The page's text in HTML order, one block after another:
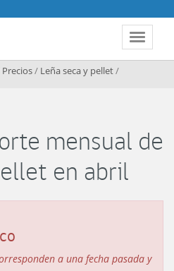
Toggle
Precios/ Leña seca y pellet/
mensual de
en abril
a una fecha pasada y